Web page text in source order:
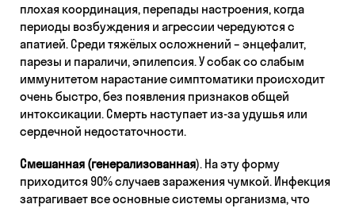
плохая координация, перепады настроения, когда
периоды возбуждения и агрессии чередуются с
апатией. Среди тяжёлых осложнений – энцефалит,
парезы и параличи, эпилепсия. У собак со слабым
иммунитетом нарастание симптоматики происходит
очень быстро, без появления признаков общей
интоксикации. Смерть наступает из-за удушья или
сердечной недостаточности.
Смешанная (генерализованная). На эту форму
приходится 90% случаев заражения чумкой. Инфекция
затрагивает все основные системы организма, что